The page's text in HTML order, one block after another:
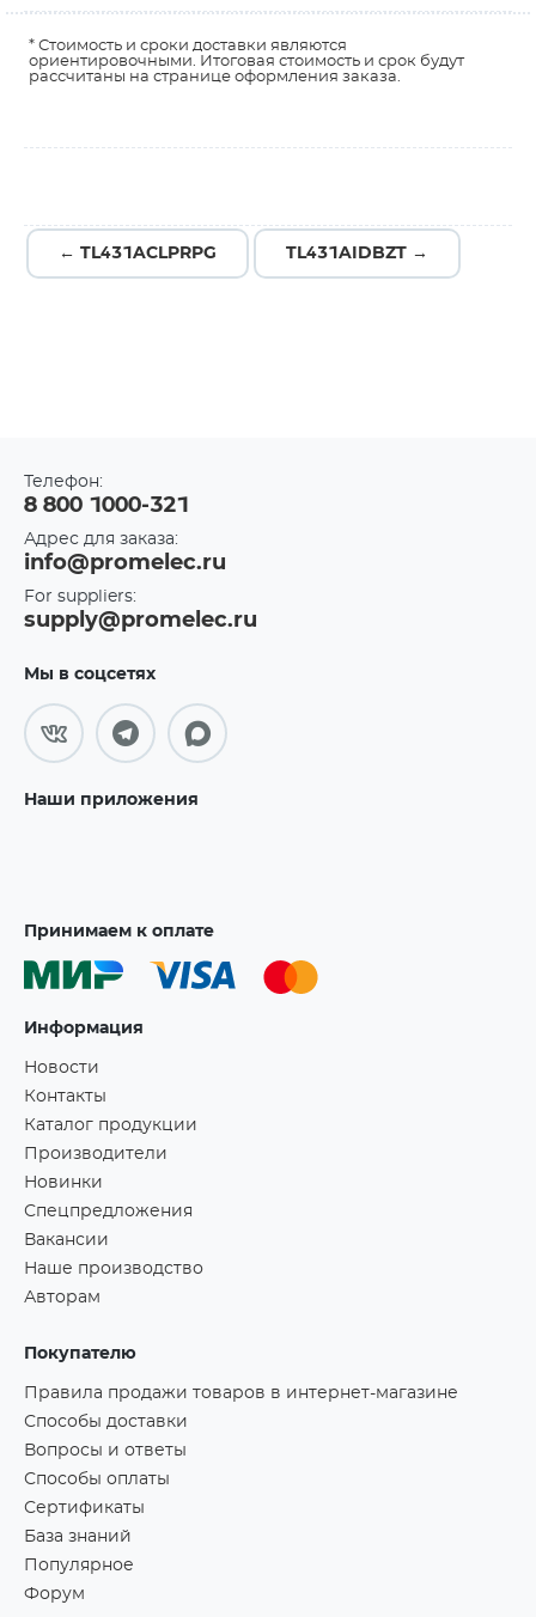
* Стоимость и сроки доставки являются
ориентировочными. Итоговая стоимость и срок будут
рассчитаны на странице оформления заказа.
← TL431ACLPRPG TL431AIDBZT →
Телефон:
8 800 1000-321
Адрес для заказа:
info@promelec.ru
For suppliers:
supply@promelec.ru
Мы в соцсетях
Наши приложения
Принимаем к оплате
Информация
Новости
Контакты
Каталог продукции
Производители
Новинки
Спецпредложения
Вакансии
Наше производство
Авторам
Покупателю
Правила продажи товаров в интернет-магазине
Способы доставки
Вопросы и ответы
Способы оплаты
Сертификаты
База знаний
Популярное
Форум